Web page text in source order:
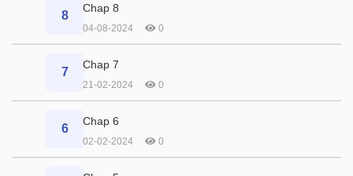
8
Chap 8
04-08-2024 0
7
Chap 7
21-02-2024 0
6
Chap 6
02-02-2024 0